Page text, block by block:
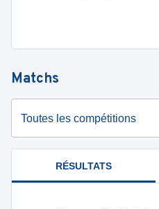
Matchs
Toutes les compétitions
RÉSULTATS